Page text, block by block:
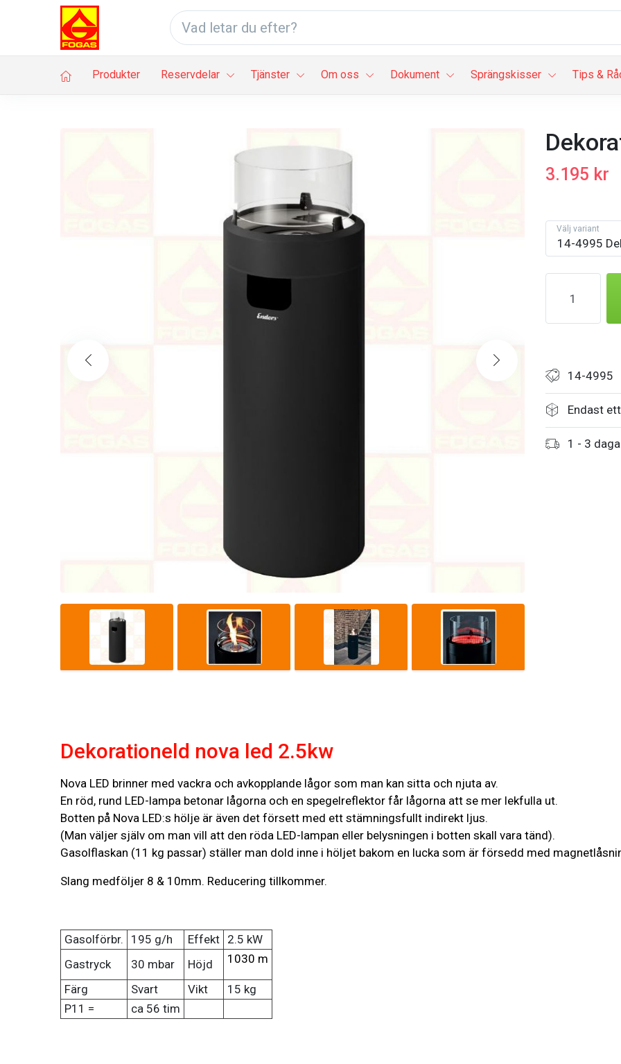
Produkter Reservdelar Tjänster Om oss Dokument Sprängskisser Tips &
3.195 kr
14-4995
Välj variant
14-4995
Endast
1 - 3
Dekorationeld nova led 2.5kw
Nova LED brinner med vackra och avkopplande lågor som man kan sitta och njuta av.
En röd, rund LED-lampa betonar lågorna och en spegelreflektor får lågorna att se mer lekfulla ut.
Botten på Nova LED:s hölje är även det försett med ett stämningsfullt indirekt ljus.
(Man väljer själv om man vill att den röda LED-lampan eller belysningen i botten skall vara tänd).
Gasolflaskan (11 kg passar) ställer man dold inne i höljet bakom en lucka som är försedd med
Slang medföljer 8 & 10mm. Reducering tillkommer.
Gasolförbr. 195 g/h Effekt 2.5 kW
Gastryck
30 mbar Höjd 1030 m
Färg Svart Vikt
15 kg
P11 =
ca 56 tim